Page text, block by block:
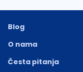
Blog
O nama
Česta pitanja